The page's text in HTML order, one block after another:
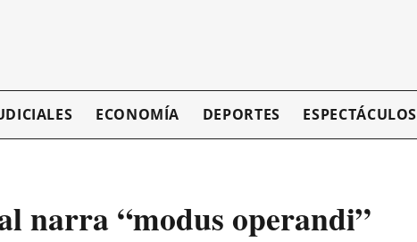
ECONOMÍA DEPORTES ESPECTÁCULOS
narra “modus operandi”